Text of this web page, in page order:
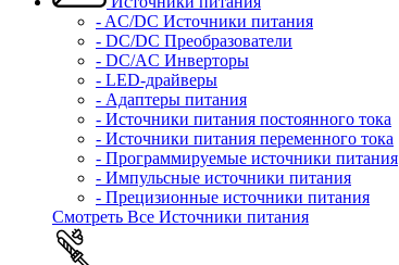
- AC/DC Источники питания
- DC/DC Преобразователи
- DC/AC Инверторы
- LED-драйверы
- Адаптеры питания
- Источники питания постоянного тока
- Источники питания переменного тока
- Программируемые источники питания
- Импульсные источники питания
- Прецизионные источники питания
Смотреть Все Источники питания